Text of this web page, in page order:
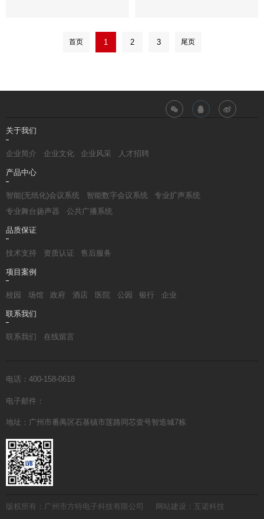
首页 1 2 3 尾页
关于我们
企业简介 企业文化 企业风采 人才招聘
产品中心
智能(无纸化)会议系统 智能数字会议系统
专业扩声系统
专业舞台扬声器
公共广播系统
品质保证
技术支持 资质认证 售后服务
项目案例
校园 场馆 政府 酒店 医院 公园 银行 企业
联系我们
联系我们 在线留言
电话：400-158-0618
电子邮件：
地址：广州市番禺区石基镇市莲路同芯壹号智造城7栋
版权所有：广州市方特电子科技有限公司 网站建设：互诺科技